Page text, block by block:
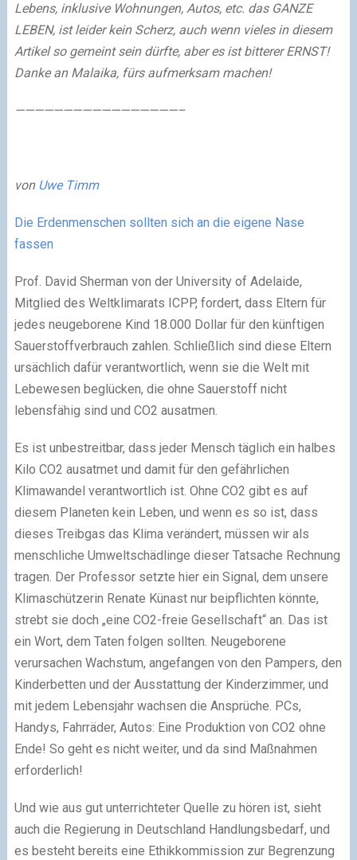
Lebens, inklusive Wohnungen, Autos, etc. das GANZE
LEBEN, ist leider kein Scherz, auch wenn vieles in diesem
Artikel so gemeint sein dürfte, aber es ist bitterer ERNST!
Danke an Malaika, fürs aufmerksam machen!
—————————————————–
von Uwe Timm
Die Erdenmenschen sollten sich an die eigene Nase
fassen
Prof. David Sherman von der University of Adelaide,
Mitglied des Weltklimarats ICPP, fordert, dass Eltern für
jedes neugeborene Kind 18.000 Dollar für den künftigen
Sauerstoffverbrauch zahlen. Schließlich sind diese Eltern
ursächlich dafür verantwortlich, wenn sie die Welt mit
Lebewesen beglücken, die ohne Sauerstoff nicht
lebensfähig sind und CO2 ausatmen.
Es ist unbestreitbar, dass jeder Mensch täglich ein halbes
Kilo CO2 ausatmet und damit für den gefährlichen
Klimawandel verantwortlich ist. Ohne CO2 gibt es auf
diesem Planeten kein Leben, und wenn es so ist, dass
dieses Treibgas das Klima verändert, müssen wir als
menschliche Umweltschädlinge dieser Tatsache Rechnung
tragen. Der Professor setzte hier ein Signal, dem unsere
Klimaschützerin Renate Künast nur beipflichten könnte,
strebt sie doch „eine CO2-freie Gesellschaft“ an. Das ist
ein Wort, dem Taten folgen sollten. Neugeborene
verursachen Wachstum, angefangen von den Pampers, den
Kinderbetten und der Ausstattung der Kinderzimmer, und
mit jedem Lebensjahr wachsen die Ansprüche. PCs,
Handys, Fahrräder, Autos: Eine Produktion von CO2 ohne
Ende! So geht es nicht weiter, und da sind Maßnahmen
erforderlich!
Und wie aus gut unterrichteter Quelle zu hören ist, sieht
auch die Regierung in Deutschland Handlungsbedarf, und
es besteht bereits eine Ethikkommission zur Begrenzung